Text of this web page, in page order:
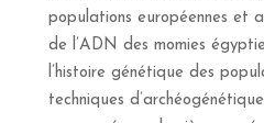
populations européennes et
de l’ADN des momies
l’histoire génétique des
techniques